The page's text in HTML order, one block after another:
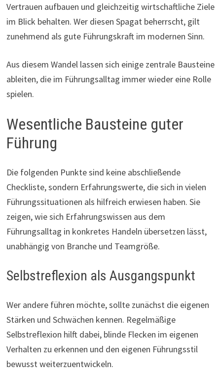
Vertrauen aufbauen und gleichzeitig wirtschaftliche Ziele
im Blick behalten. Wer diesen Spagat beherrscht, gilt
zunehmend als gute Führungskraft im modernen Sinn.
Aus diesem Wandel lassen sich einige zentrale Bausteine
ableiten, die im Führungsalltag immer wieder eine Rolle
spielen.
Wesentliche Bausteine guter
Führung
Die folgenden Punkte sind keine abschließende
Checkliste, sondern Erfahrungswerte, die sich in vielen
Führungssituationen als hilfreich erwiesen haben. Sie
zeigen, wie sich Erfahrungswissen aus dem
Führungsalltag in konkretes Handeln übersetzen lässt,
unabhängig von Branche und Teamgröße.
Selbstreflexion als Ausgangspunkt
Wer andere führen möchte, sollte zunächst die eigenen
Stärken und Schwächen kennen. Regelmäßige
Selbstreflexion hilft dabei, blinde Flecken im eigenen
Verhalten zu erkennen und den eigenen Führungsstil
bewusst weiterzuentwickeln.